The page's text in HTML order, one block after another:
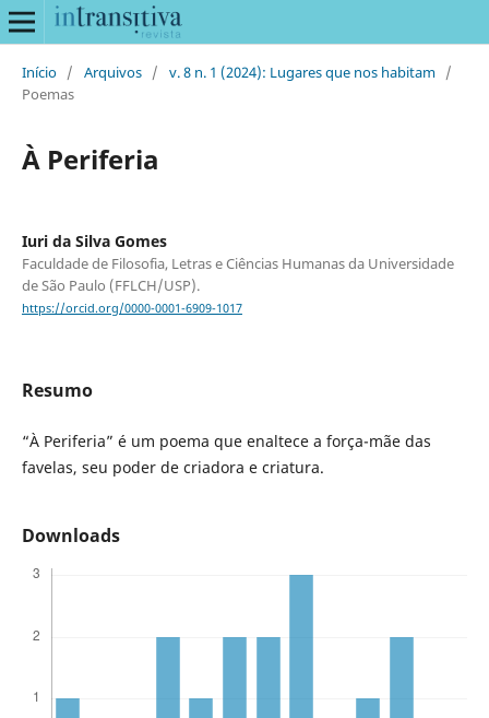
Início / Arquivos / v. 8 n. 1 (2024): Lugares que nos habitam /
Poemas
À Periferia
Iuri da Silva Gomes
Faculdade de Filosofia, Letras e Ciências Humanas da Universidade
de São Paulo (FFLCH/USP).
https://orcid.org/0000-0001-6909-1017
Resumo
“À Periferia” é um poema que enaltece a força-mãe das
favelas, seu poder de criadora e criatura.
Downloads